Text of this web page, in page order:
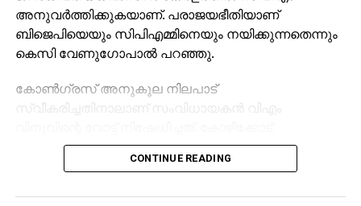
പുതിയ 500,2000 നോട്ടുകളുടെ പ്രത്യേകതകള്‍
ഇവയാണ്
അനുവര്‍ത്തിക്കുകയാണ്. പരാജയഭീതിയാണ്
ബിജെപിയെയും സിപിഎമ്മിനെയും നയിക്കുന്നതെന്നും
കെസി വേണുഗോപാല്‍ പറഞ്ഞു.
കോണ്‍ഗ്രസ് അനുകൂല നിലപാട്
സ്വീകരിച്ചതിനാലാണ് സംവിധായകന്‍ വിഎം
കോര്‍പറേഷന്‍ തെരഞ്ഞെടുപ്പില്‍ യുഡിഎഫ്
സ്ഥാനാര്‍ത്ഥിയാണ് വിനു. മുന്‍ തെരഞ്ഞെടുപ്പുകളില്‍
CONTINUE READING